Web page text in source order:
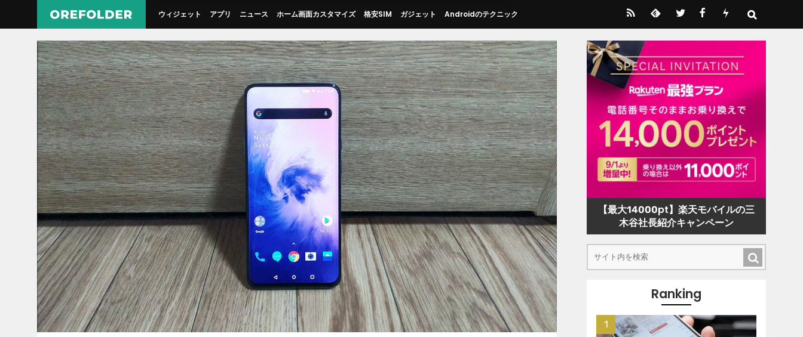
ウィジェット アプリ ニュース ホーム画面カスタマイズ 格安SIM ガジェット Androidのテクニック
【最大14000pt】楽天モバイルの三
木谷社長紹介キャンペーン
Ranking